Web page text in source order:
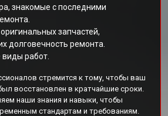
знакомые с последними
запчастей,
долговечность ремонта.
виды работ.
стремится к тому, чтобы ваш
восстановлен в кратчайшие сроки.
наши знания и навыки, чтобы
стандартам и требованиям.